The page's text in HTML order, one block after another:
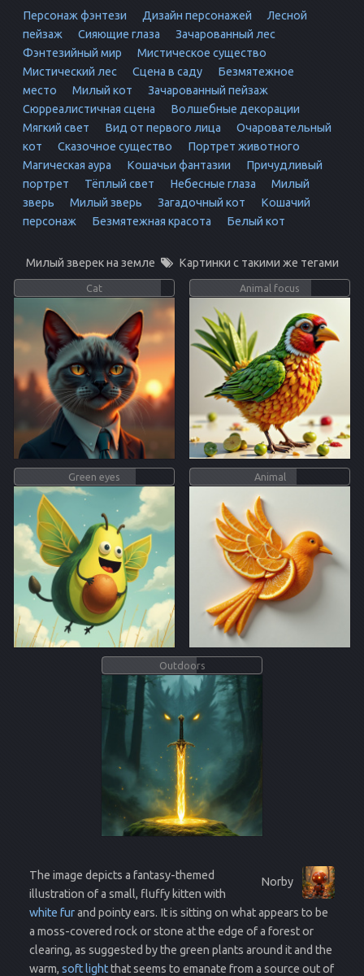
Персонаж фэнтези Дизайн персонажей
Лесной
пейзаж
Сияющие глаза
Зачарованный лес
Фэнтезийный мир
Мистическое существо
Мистический лес
Сцена в саду
Безмятежное
место
Милый кот
Зачарованный пейзаж
Сюрреалистичная сцена
Волшебные декорации
Мягкий свет
Вид от первого лица
Очаровательный
кот
Сказочное существо
Портрет животного
Магическая аура
Кошачьи фантазии
Причудливый
портрет
Тёплый свет Небесные глаза
Милый
зверь
Милый зверь Загадочный кот
Кошачий
персонаж
Безмятежная красота Белый кот
Милый зверек на земле Картинки с такими же тегами
Cat Animal focus
Green eyes Animal
Outdoors
Norby
The image depicts a fantasy-themed
illustration of a small, fluffy kitten with
white furand pointy ears. It is sitting on what appears to be
a moss-covered rock or stone at the edge of a forest or
clearing, as suggested by the green plants around it and the
warm, soft lightthat seems to emanate from a source out of